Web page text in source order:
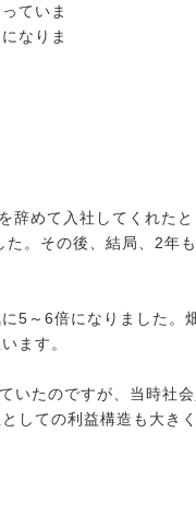
ていま
なりま
辞めて入社してくれた
。その後、結局、2年
5～6倍になりました。
ます。
いたのですが、当時社
しての利益構造も大き